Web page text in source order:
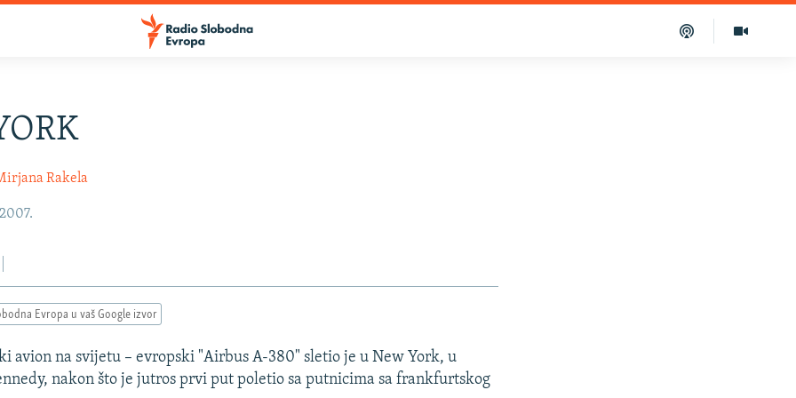
Rakela
Evropa u vaš Google izvor
avion na svijetu – evropski "Airbus A-380" sletio je u New York, u
nakon što je jutros prvi put poletio sa putnicima sa frankfurtskog